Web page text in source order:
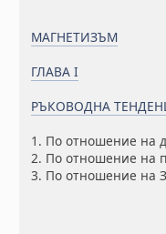
МАГНЕТИЗЪМ
ГЛАВА I
РЪКОВОДНА
1. По отношение на
2. По отношение на
3. По отношение на